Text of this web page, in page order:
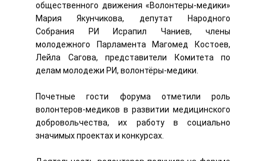
общественного движения «Волонтеры-медики»
Мария Якунчикова, депутат Народного
Собрания РИ Исрапил Чаниев, члены
молодежного Парламента Магомед Костоев,
Лейла Сагова, представители Комитета по
делам молодежи РИ, волонтёры-медики.
Почетные гости форума отметили роль
волонтеров-медиков в развитии медицинского
добровольчества, их работу в социально
значимых проектах и конкурсах.